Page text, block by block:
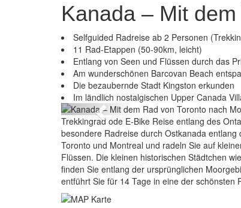
Kanada – Mit
Selfguided Radreise ab 2 Personen
11 Rad-Etappen (50-90km, leicht)
Entlang von Seen und Flüssen durch das
Am wunderschönen Barcovan Beach
Die bezaubernde Stadt Kingston erkunden
Im ländlich nostalgischen Upper Canada
Previous
Trekkingrad ode E-Bike Reise entlang des
besondere Radreise durch Ostkanada
Toronto und Montreal und radeln Sie auf
Flüssen. Die kleinen historischen Städtchen
finden Sie entlang der ursprünglichen
entführt Sie für 14 Tage in eine der schönsten